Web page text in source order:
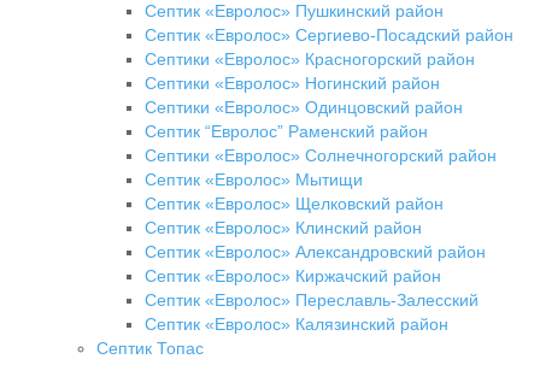
Септик «Евролос» Пушкинский район
Септик «Евролос» Сергиево-Посадский район
Септики «Евролос» Красногорский район
Септики «Евролос» Ногинский район
Септики «Евролос» Одинцовский район
Септик “Евролос” Раменский район
Септики «Евролос» Солнечногорский район
Септик «Евролос» Мытищи
Септик «Евролос» Щелковский район
Септик «Евролос» Клинский район
Септик «Евролос» Александровский район
Септик «Евролос» Киржачский район
Септик «Евролос» Переславль-Залесский
Септик «Евролос» Калязинский район
Септик Топас